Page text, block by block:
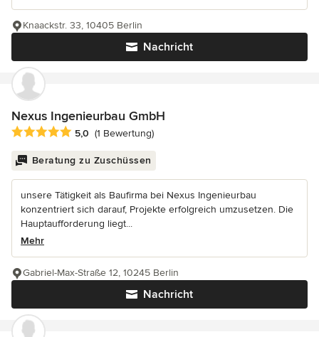
Nachricht
Knaackstr. 33, 10405 Berlin
Nexus Ingenieurbau GmbH
Durchschnittliche Bewertung: 5 von 5 Sternen
5,0 (1 Bewertung)
Beratung zu Zuschüssen
unsere Tätigkeit als Baufirma bei Nexus Ingenieurbau
konzentriert sich darauf, Projekte erfolgreich umzusetzen. Die
Hauptaufforderung liegt...
Mehr
Nachricht
Gabriel-Max-Straße 12, 10245 Berlin